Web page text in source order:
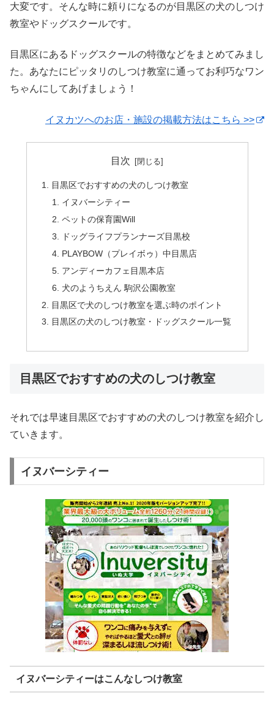
大変です。そんな時に頼りになるのが目黒区の犬のしつけ
教室やドッグスクールです。
目黒区にあるドッグスクールの特徴などをまとめてみまし
た。あなたにピッタリのしつけ教室に通ってお利巧なワン
ちゃんにしてあげましょう！
イヌカツへのお店・施設の掲載方法はこちら >>
目次
目黒区でおすすめの犬のしつけ教室
イヌバーシティー
ペットの保育園Will
ドッグライフプランナーズ目黒校
PLAYBOW（プレイボゥ）中目黒店
アンディーカフェ目黒本店
犬のようちえん 駒沢公園教室
目黒区で犬のしつけ教室を選ぶ時のポイント
目黒区の犬のしつけ教室・ドッグスクール一覧
目黒区でおすすめの犬のしつけ教室
それでは早速目黒区でおすすめの犬のしつけ教室を紹介し
ていきます。
イヌバーシティー
イヌバーシティーはこんなしつけ教室